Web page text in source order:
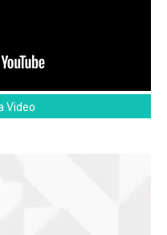
Video